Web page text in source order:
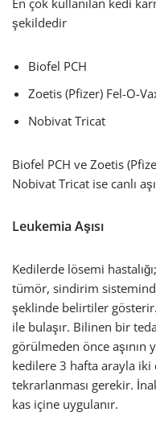
En çok kullanılan kedi
şekildedir
Biofel PCH
Zoetis (Pfizer) Fel-O-
Nobivat Tricat
Biofel PCH ve Zoetis
Nobivat Tricat ise canlı
Leukemia Aşısı
Kedilerde lösemi
tümör, sindirim
şeklinde belirtiler
ile bulaşır. Bilinen bir
görülmeden önce aşının
kedilere 3 hafta arayla iki
tekrarlanması gerekir.
kas içine uygulanır.